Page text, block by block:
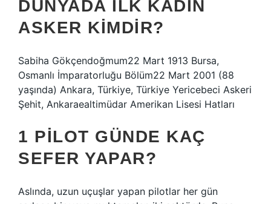
DÜNYADA ILK KADIN
ASKER KIMDIR?
Sabiha Gökçendoğmum22 Mart 1913 Bursa,
Osmanlı İmparatorluğu Bölüm22 Mart 2001 (88
yaşında) Ankara, Türkiye, Türkiye Yericebeci Askeri
Şehit, Ankaraealtimüdar Amerikan Lisesi Hatları
1 PILOT GÜNDE KAÇ
SEFER YAPAR?
Aslında, uzun uçuşlar yapan pilotlar her gün